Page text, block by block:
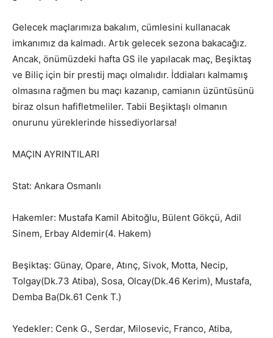
Gelecek maçlarımıza bakalım, cümlesini kullanacak
imkanımız da kalmadı. Artık gelecek sezona bakacağız.
Ancak, önümüzdeki hafta GS ile yapılacak maç, Beşiktaş
ve Biliç için bir prestij maçı olmalıdır. İddiaları kalmamış
olmasına rağmen bu maçı kazanıp, camianın üzüntüsünü
biraz olsun hafifletmeliler. Tabii Beşiktaşlı olmanın
onurunu yüreklerinde hissediyorlarsa!
MAÇIN AYRINTILARI
Stat: Ankara Osmanlı
Hakemler: Mustafa Kamil Abitoğlu, Bülent Gökçü, Adil
Sinem, Erbay Aldemir(4. Hakem)
Beşiktaş: Günay, Opare, Atınç, Sivok, Motta, Necip,
Tolgay(Dk.73 Atiba), Sosa, Olcay(Dk.46 Kerim), Mustafa,
Demba Ba(Dk.61 Cenk T.)
Yedekler: Cenk G., Serdar, Milosevic, Franco, Atiba,